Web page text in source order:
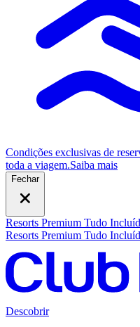
Condições exclusivas de
toda a viagem.Saiba mais
Fechar
Resorts Premium Tudo
Resorts Premium Tudo
Descobrir